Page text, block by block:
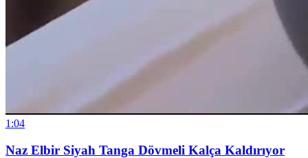
1:04
Naz Elbir Siyah Tanga Dövmeli Kalça Kaldırıyor